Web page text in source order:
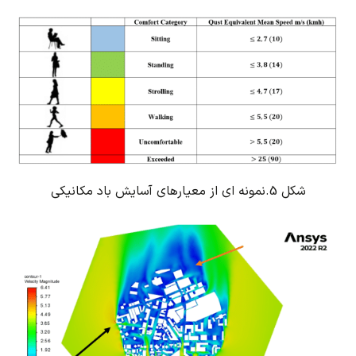
شکل 5. نمونه ای از معیارهای آسایش باد مکانیکی